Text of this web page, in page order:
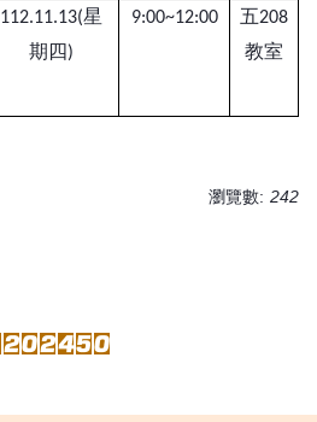
112.11.13(星
期四)
9:00~12:00 五208
教室
瀏覽數: 242